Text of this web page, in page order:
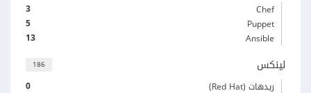
3
Chef
5
Puppet
13
Ansible
186 لينكس
0 ريدهات (Red Hat)